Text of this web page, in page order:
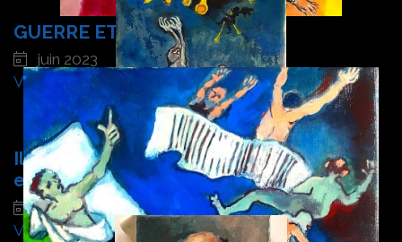
GUERRE ET FETES
juin 2023
Voir en détail
Il IMPLORE LES CIEUX. qui s'en foutent
en lui jouant du pipeau
juin 2023
Voir en détail